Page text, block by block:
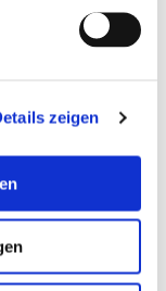
zeigen
sowie